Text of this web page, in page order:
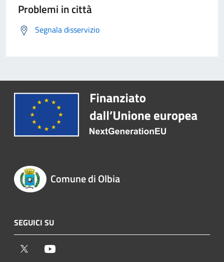
Problemi in città
Segnala disservizio
Comune di Olbia
SEGUICI SU
Twitter